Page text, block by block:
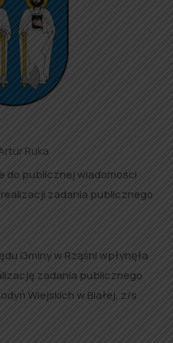
Ruka
do publicznej wiadomości
zadania publicznego
Gminy w Rząśni wpłynęła
zadania publicznego
Wiejskich w Białej, z/s